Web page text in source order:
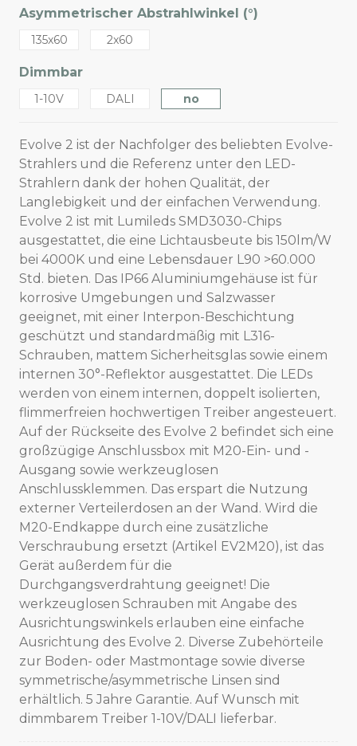
Asymmetrischer Abstrahlwinkel (°)
135x60 2x60
Dimmbar
1-10V DALI no
Evolve 2 ist der Nachfolger des beliebten Evolve-
Strahlers und die Referenz unter den LED-
Strahlern dank der hohen Qualität, der
Langlebigkeit und der einfachen Verwendung.
Evolve 2 ist mit Lumileds SMD3030-Chips
ausgestattet, die eine Lichtausbeute bis 150lm/W
bei 4000K und eine Lebensdauer L90 >60.000
Std. bieten. Das IP66 Aluminiumgehäuse ist für
korrosive Umgebungen und Salzwasser
geeignet, mit einer Interpon-Beschichtung
geschützt und standardmäßig mit L316-
Schrauben, mattem Sicherheitsglas sowie einem
internen 30°-Reflektor ausgestattet. Die LEDs
werden von einem internen, doppelt isolierten,
flimmerfreien hochwertigen Treiber angesteuert.
Auf der Rückseite des Evolve 2 befindet sich eine
großzügige Anschlussbox mit M20-Ein- und -
Ausgang sowie werkzeuglosen
Anschlussklemmen. Das erspart die Nutzung
externer Verteilerdosen an der Wand. Wird die
M20-Endkappe durch eine zusätzliche
Verschraubung ersetzt (Artikel EV2M20), ist das
Gerät außerdem für die
Durchgangsverdrahtung geeignet! Die
werkzeuglosen Schrauben mit Angabe des
Ausrichtungswinkels erlauben eine einfache
Ausrichtung des Evolve 2. Diverse Zubehörteile
zur Boden- oder Mastmontage sowie diverse
symmetrische/asymmetrische Linsen sind
erhältlich. 5 Jahre Garantie. Auf Wunsch mit
dimmbarem Treiber 1-10V/DALI lieferbar.